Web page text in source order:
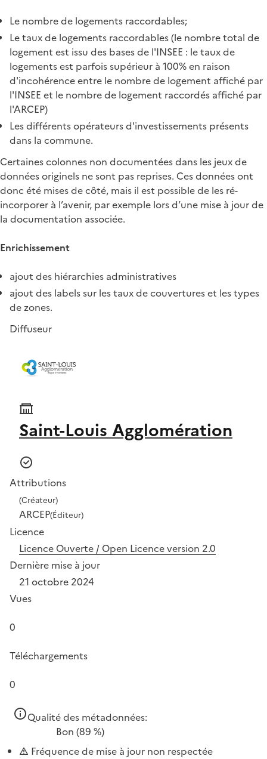
Le nombre de logements raccordables;
Le taux de logements raccordables (le nombre total de
logement est issu des bases de l'INSEE : le taux de
logements est parfois supérieur à 100% en raison
d'incohérence entre le nombre de logement affiché par
l'INSEE et le nombre de logement raccordés affiché par
l'ARCEP)
Les différents opérateurs d'investissements présents
dans la commune.
Certaines colonnes non documentées dans les jeux de
données originels ne sont pas reprises. Ces données ont
donc été mises de côté, mais il est possible de les ré-
incorporer à l’avenir, par exemple lors d’une mise à jour de
la documentation associée.
Enrichissement
ajout des hiérarchies administratives
ajout des labels sur les taux de couvertures et les types
de zones.
Diffuseur
Saint-Louis Agglomération
Attributions
(Créateur)
ARCEP(Éditeur)
Licence
Licence Ouverte / Open Licence version 2.0
Dernière mise à jour
21 octobre 2024
Vues
0
Téléchargements
0
Qualité des métadonnées:
Bon (89 %)
Fréquence de mise à jour non respectée